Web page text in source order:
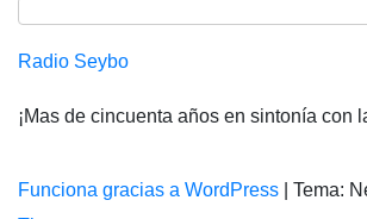
Radio Seybo
¡Mas de cincuenta años en sintonía con
Funciona gracias a WordPress
Tema: